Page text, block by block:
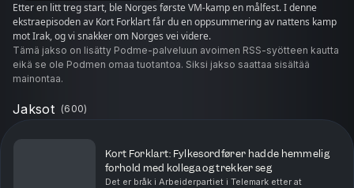
Etter en litt treg start, ble Norges første VM-kamp en målfest. I denne
ekstraepisoden av Kort Forklart får du en oppsummering av nattens kamp
mot Irak, og vi snakker om Norges vei videre.
Tämä jakso on lisätty Podme-palveluun avoimen RSS-syötteen kautta
eikä se ole Podmen omaa tuotantoa. Siksi jakso saattaa sisältää
mainontaa.
Jaksot (600)
Kort Forklart: Fylkesordfører hadde hemmelig
forhold med kollega og trekker seg
Det er bråk i Arbeiderpartiet i Telemark etter at